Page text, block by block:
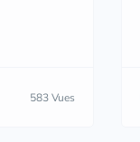
583 Vues